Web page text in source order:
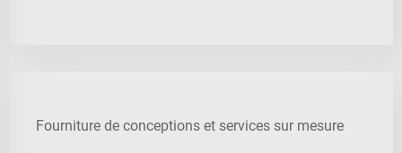
Fourniture de conceptions et services sur mesure